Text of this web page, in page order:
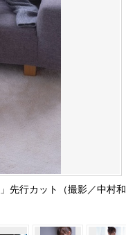
先行カット（撮影／中村和